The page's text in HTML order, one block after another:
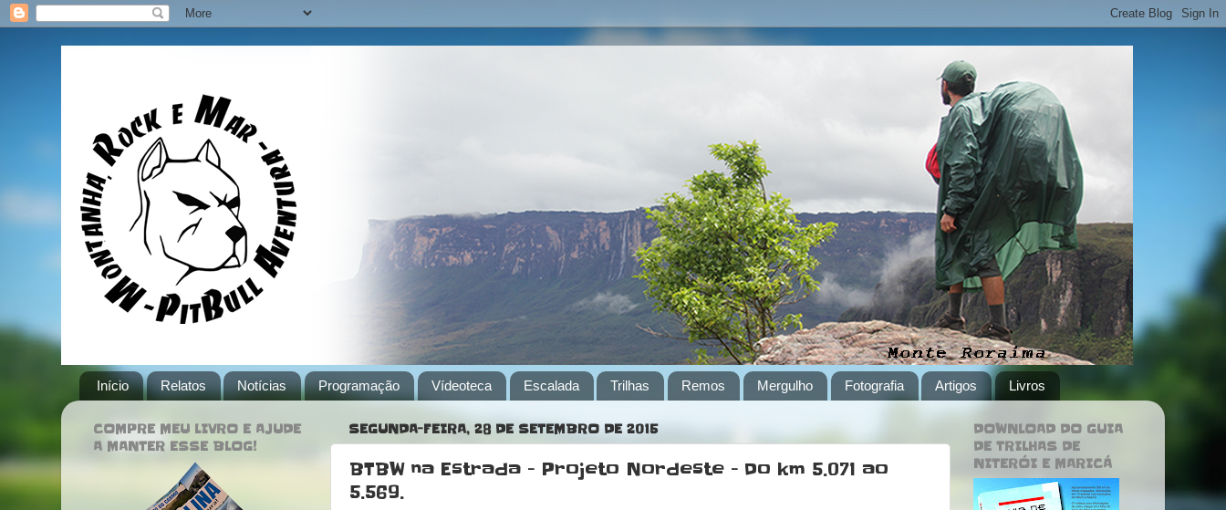
Início Relatos Notícias Programação Vídeoteca Escalada Trilhas Remos Mergulho Fotografia Artigos Livros
SEGUNDA-FEIRA, 28 DE SETEMBRO DE 2015
BTBW na Estrada - Projeto Nordeste - Do km 5.071 ao
5.569.
COMPRE MEU LIVRO E AJUDE
A MANTER ESSE BLOG!
DOWNLOAD DO GUIA
DE TRILHAS DE
NITERÓI E MARICÁ